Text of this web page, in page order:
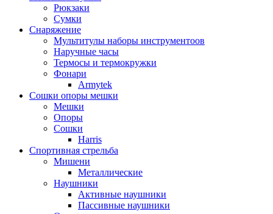
Рюкзаки
Сумки
Снаряжение
Мультитулы наборы инструментоов
Наручные часы
Термосы и термокружки
Фонари
Armytek
Сошки опоры мешки
Мешки
Опоры
Сошки
Harris
Спортивная стрельба
Мишени
Металлические
Наушники
Активные наушники
Пассивные наушники